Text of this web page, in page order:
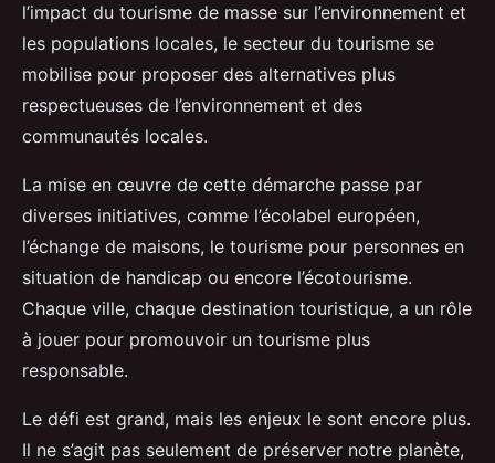
l’impact du tourisme de masse sur l’environnement et
les populations locales, le secteur du tourisme se
mobilise pour proposer des alternatives plus
respectueuses de l’environnement et des
communautés locales.
La mise en œuvre de cette démarche passe par
diverses initiatives, comme l’écolabel européen,
l’échange de maisons, le tourisme pour personnes en
situation de handicap ou encore l’écotourisme.
Chaque ville, chaque destination touristique, a un rôle
à jouer pour promouvoir un tourisme plus
responsable.
Le défi est grand, mais les enjeux le sont encore plus.
Il ne s’agit pas seulement de préserver notre planète,